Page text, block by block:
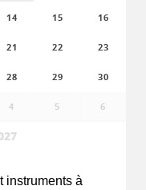
14 15 16
21 22 23
28 29 30
4 5 6
instruments à